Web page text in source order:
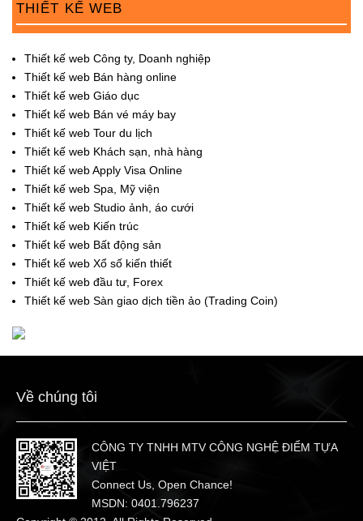
THIẾT KẾ WEB
Thiết kế web Công ty, Doanh nghiệp
Thiết kế web Bán hàng online
Thiết kế web Giáo dục
Thiết kế web Bán vé máy bay
Thiết kế web Tour du lịch
Thiết kế web Khách sạn, nhà hàng
Thiết kế web Apply Visa Online
Thiết kế web Spa, Mỹ viện
Thiết kế web Studio ảnh, áo cưới
Thiết kế web Kiến trúc
Thiết kế web Bất động sản
Thiết kế web Xổ số kiến thiết
Thiết kế web đầu tư, Forex
Thiết kế web Sàn giao dịch tiền ảo (Trading Coin)
Về chúng tôi
CÔNG TY TNHH MTV CÔNG NGHỆ ĐIỂM TỰA
VIỆT
Connect Us, Open Chance!
MSDN: 0401.796237